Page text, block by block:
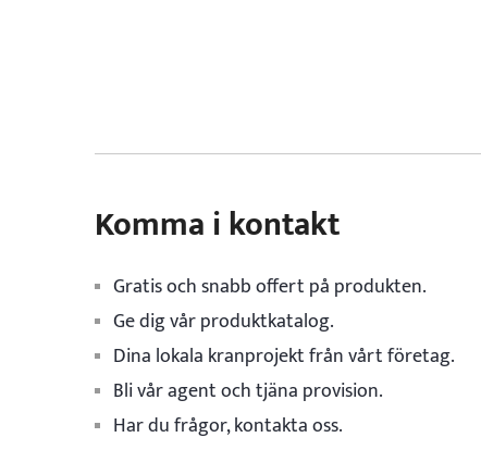
Komma i kontakt
Gratis och snabb offert på produkten.
Ge dig vår produktkatalog.
Dina lokala kranprojekt från vårt företag.
Bli vår agent och tjäna provision.
Har du frågor, kontakta oss.